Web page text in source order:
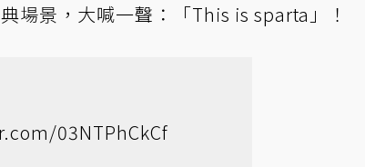
場景，大喊一聲：「This is sparta」！
03NTPhCkCf